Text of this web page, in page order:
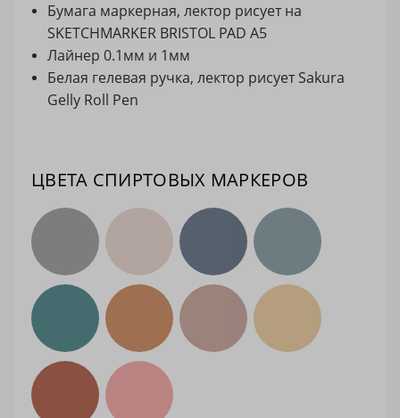
Бумага маркерная, лектор рисует на
SKETCHMARKER BRISTOL PAD A5
Лайнер 0.1мм и 1мм
Белая гелевая ручка, лектор рисует Sakura
Gelly Roll Pen
ЦВЕТА СПИРТОВЫХ МАРКЕРОВ